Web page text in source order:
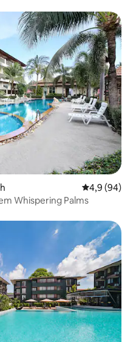
4,9 de uma
4,9 (94)
Whispering Palms